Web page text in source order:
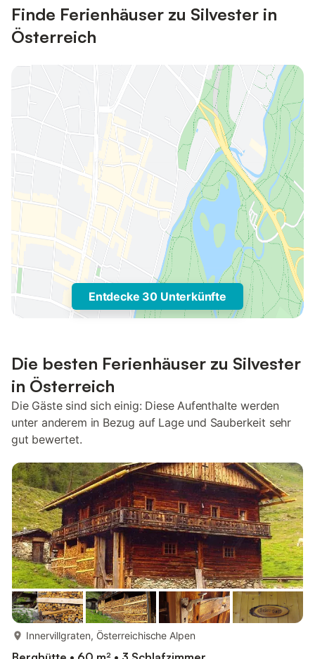
Finde Ferienhäuser zu Silvester in
Österreich
Entdecke 30 Unterkünfte
Die besten Ferienhäuser zu Silvester
in Österreich
Die Gäste sind sich einig: Diese Aufenthalte werden
unter anderem in Bezug auf Lage und Sauberkeit sehr
gut bewertet.
Innervillgraten, Österreichische Alpen